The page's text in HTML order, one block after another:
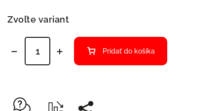
Zvoľte variant
Pridať do košíka